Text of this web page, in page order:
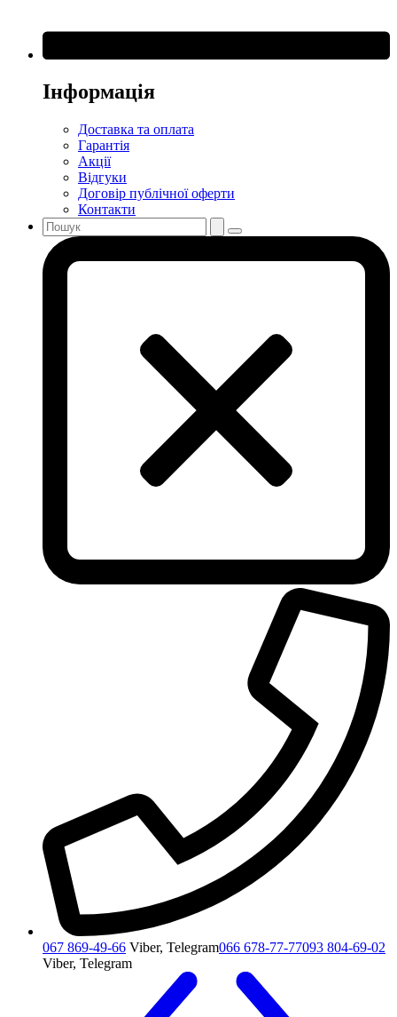
Інформація
Доставка та оплата
Гарантія
Акції
Відгуки
Договір публічної оферти
Контакти
067 869-49-66 Viber, Telegram066 678-77-77093 804-69-02
Viber, Telegram